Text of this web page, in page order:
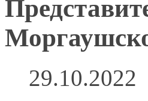
29.10.2022